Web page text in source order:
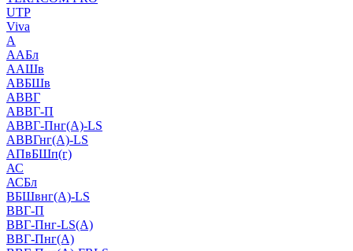
UTP
Viva
А
ААБл
ААШв
АВБШв
АВВГ
АВВГ-П
АВВГ-Пнг(А)-LS
АВВГнг(А)-LS
АПвБШп(г)
АС
АСБл
ВБШвнг(А)-LS
ВВГ-П
ВВГ-Пнг-LS(А)
ВВГ-Пнг(А)